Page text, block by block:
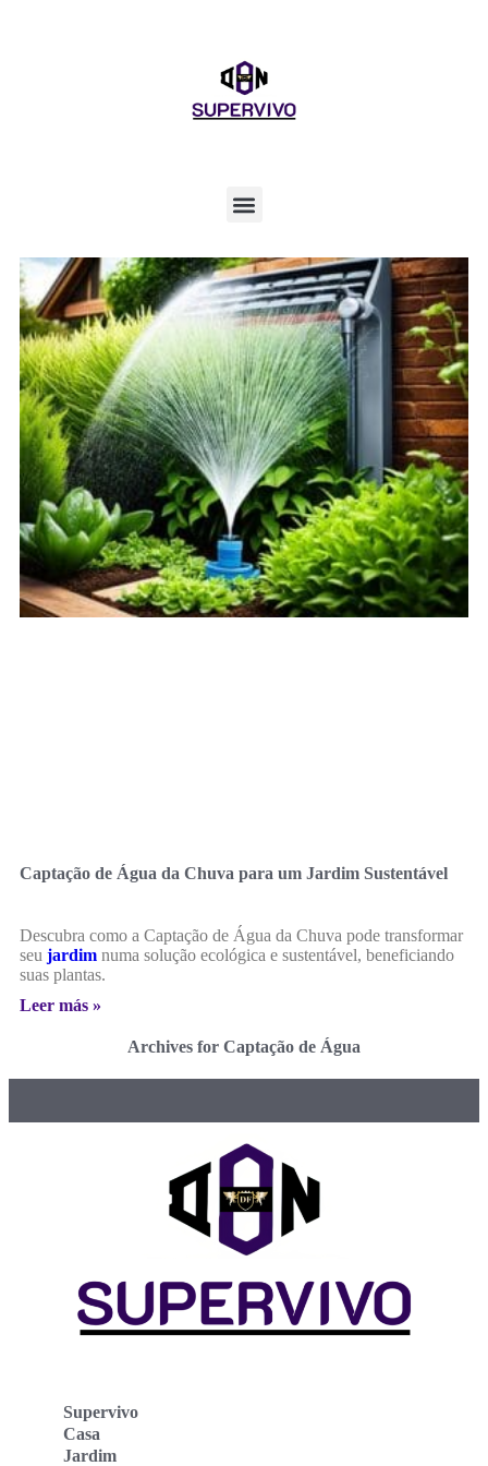
Captação de Água da Chuva para um Jardim Sustentável
Descubra como a Captação de Água da Chuva pode transformar
seu jardim numa solução ecológica e sustentável, beneficiando
suas plantas.
Leer más »
Archives for Captação de Água
Supervivo
Casa
Jardim